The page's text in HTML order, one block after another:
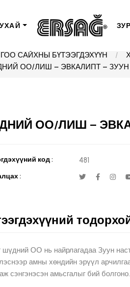
ГОО САЙХНЫ БҮТЭЭГДЭХҮҮН
ОО/ЛИШ – ЭВКАЛИПТ – ЗУУН
ОО/ЛИШ –
код : 481
:
шүдний ОО нь найрлагадаа Зуун
амны хөндийн эрүүл
сэнгэнэсэн амьсгалыг бий болгоно.